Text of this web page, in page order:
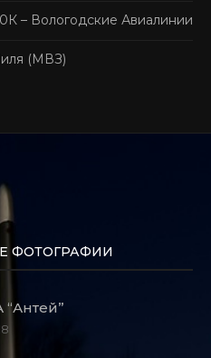
– Вологодские Авиалинии
(МВЗ)
ФОТОГРАФИИ